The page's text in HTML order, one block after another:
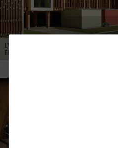
LYCÉE ALPES ET DURANCE
EMBRUN